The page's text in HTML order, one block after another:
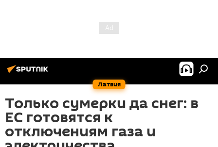
Латвия
Только сумерки да снег: в
ЕС готовятся к
отключениям газа и